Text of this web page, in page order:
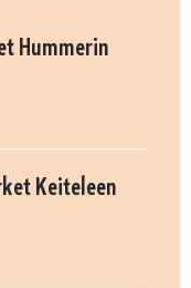
Hummerin
Keiteleen